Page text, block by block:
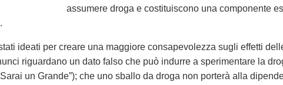
assumere droga e costituiscono una componente
ideati per creare una maggiore consapevolezza sugli effetti
riguardano un dato falso che può indurre a sperimentare la
un Grande”); che uno sballo da droga non porterà alla